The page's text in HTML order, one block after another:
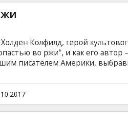
Колфилд, герой
во ржи", и как его
писателем Америки,